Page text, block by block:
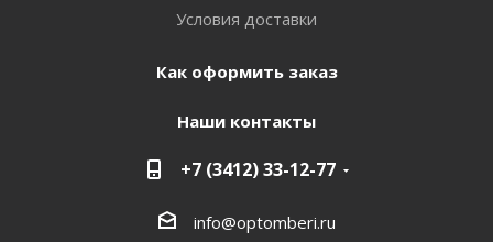
Условия доставки
Как оформить заказ
Наши контакты
+7 (3412) 33-12-77
info@optomberi.ru